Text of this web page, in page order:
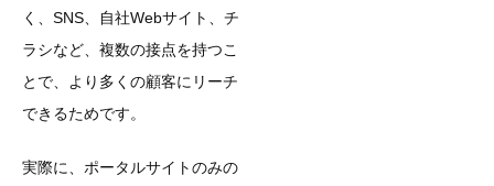
く、SNS、自社Webサイト、チ
ラシなど、複数の接点を持つこ
とで、より多くの顧客にリーチ
できるためです。
実際に、ポータルサイトのみの